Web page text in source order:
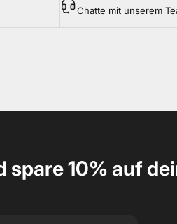
Chatte mit unserem
spare 10% auf